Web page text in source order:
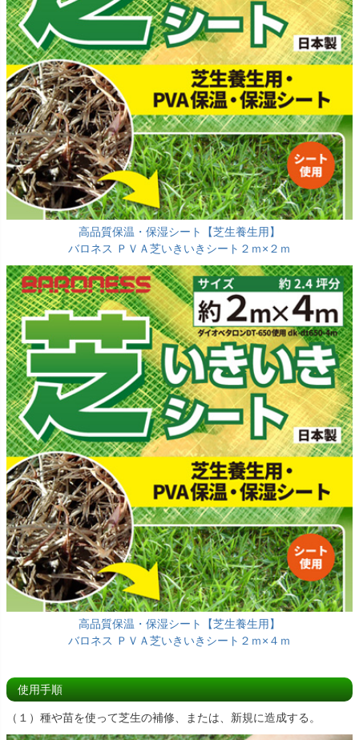
高品質保温・保湿シート【芝生養生用】
バロネス ＰＶＡ芝いきいきシート２ｍ×２ｍ
高品質保温・保湿シート【芝生養生用】
バロネス ＰＶＡ芝いきいきシート２ｍ×４ｍ
使用手順
（１）種や苗を使って芝生の補修、または、新規に造成する。